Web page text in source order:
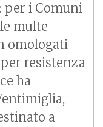
per i Comuni
multe
omologati
resistenza
ha
a